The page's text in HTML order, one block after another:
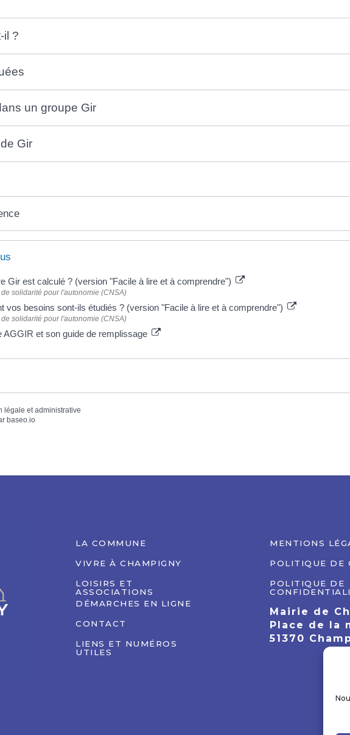
il ?
un groupe Gir
Gir
Gir est calculé ? (version "Facile à lire et à comprendre")
solidarité pour l'autonomie (CNSA)
vos besoins sont-ils étudiés ? (version "Facile à lire et à comprendre")
solidarité pour l'autonomie (CNSA)
AGGIR et son guide de remplissage
légale et administrative
baseo.io
LA COMMUNE
VIVRE À CHAMPIGNY
LOISIRS ET
ASSOCIATIONS
DÉMARCHES EN LIGNE
CONTACT
LIENS ET NUMÉROS
UTILES
MENTIONS
POLITIQUE DE
POLITIQUE DE
Mairie de
Place de la
51370